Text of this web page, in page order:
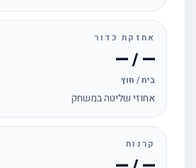
אחזקת כדור
— / —
בית / חוץ
אחוזי שליטה במשחק
קרנות